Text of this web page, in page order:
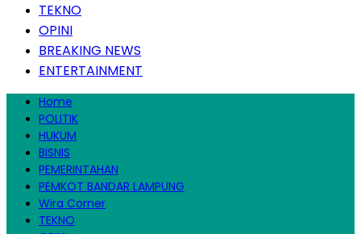
TEKNO
OPINI
BREAKING NEWS
ENTERTAINMENT
Home
POLITIK
HUKUM
BISNIS
PEMERINTAHAN
PEMKOT BANDAR LAMPUNG
Wira Corner
TEKNO